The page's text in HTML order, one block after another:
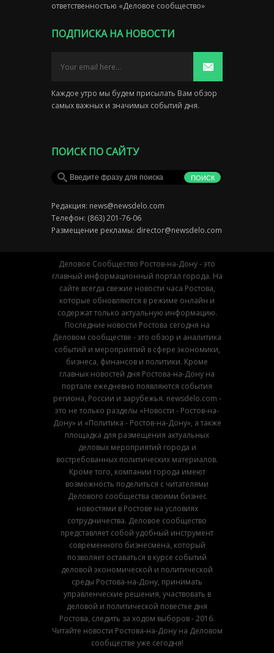
ответственностью «Деловое сообщество»
ПОДПИСКА НА НОВОСТИ
Каждое утро мы будем присылать Вам обзор
самых важных и значимых событий дня.
ПОИСК ПО САЙТУ
Редакция: news@newsdelo.com
Телефон: (863) 201-76-06
Размещение рекламы: director@newsdelo.com
Деловое Сообщество Ростов-на-Дону - это
главный информационный портал города. На
сайте всегда свежие новости часа Ростова,
которые обновляются в режиме онлайн и
содержат только актуальную информацию.
Последние новости Ростова сегодня на
Деловом сообществе - это обзор и аналитика
событий и мероприятий в сфере экономики,
бизнеса, финансов и политики. Кроме
главных новостей дня Ростова-на-Дону на
портале ежедневно появляются события
региона, России и зарубежья. newsdelo.com -
это не только разделы «Новости - Ростов-на-
Дону» и «Политика - Ростов-на-Дону», а также
площадка для размещения актуальных
деловых мероприятий города и
востребованных политических материалов.
Кроме того, компании города имеют
возможность поделиться с читателями
Делового сообщества своими бизнес
новостями в Ростове на условиях
сотрудничества. Деловое сообщество
представляет собой удобный инструмент
современного бизнесмена, который
позволяет оставаться в курсе событий
деловой экономической и политической
среды Ростова-на-Дону, принимать
управленческие решения, участвовать в
деловой и политической повестке дня
Ростова, следить за ходом выборов - 2016.
Читайте новости Ростова-на-Дону на Деловом
сообществе уже сегодня!